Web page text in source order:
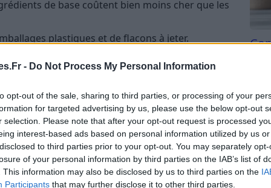
- Do Not Process My Personal Information
opt-out of the sale, sharing to third parties, or processing of your
for targeted advertising by us, please use the below opt-out
selection. Please note that after your opt-out request is processed
interest-based ads based on personal information utilized by us
to third parties prior to your opt-out. You may separately
of your personal information by third parties on the IAB’s list of
This information may also be disclosed by us to third parties on the
Participants that may further disclose it to other third parties.
de base coûtent bien moins cher que les
plastiques et de flacons à jeter.
:
cachés.
servir à plusieurs usages, du sol à la cuisine
les parfums, la texture, l’intensité du
retrouver des gestes simples, limiter sa
et préserver la planète, tout en prenant soin de
Tri
du